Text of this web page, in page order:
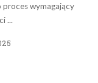
proces wymagający
...